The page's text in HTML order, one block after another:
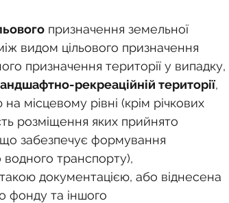
призначення земельної
видом цільового призначення
призначення території у випадку,
рекреаційній території,
місцевому рівні (крім річкових
розміщення яких прийнято
забезпечує формування
водного транспорту),
документацією, або віднесена
фонду та іншого